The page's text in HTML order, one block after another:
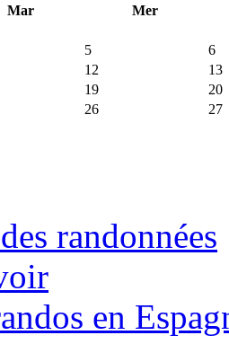
Mar Mer
5
6
12
13
19
20
26
27
randonnées
en